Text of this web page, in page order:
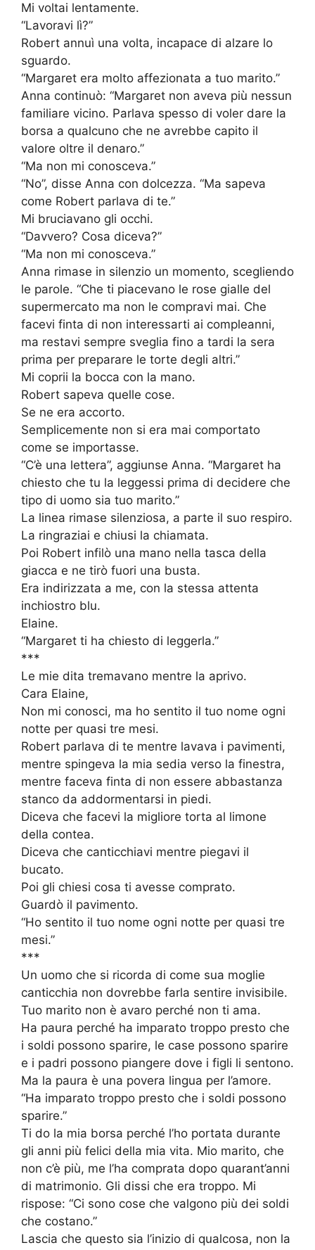
Mi voltai lentamente.
“Lavoravi lì?”
Robert annuì una volta, incapace di alzare lo
sguardo.
“Margaret era molto affezionata a tuo marito.”
Anna continuò: “Margaret non aveva più nessun
familiare vicino. Parlava spesso di voler dare la
borsa a qualcuno che ne avrebbe capito il
valore oltre il denaro.”
“Ma non mi conosceva.”
“No”, disse Anna con dolcezza. “Ma sapeva
come Robert parlava di te.”
Mi bruciavano gli occhi.
“Davvero? Cosa diceva?”
“Ma non mi conosceva.”
Anna rimase in silenzio un momento, scegliendo
le parole. “Che ti piacevano le rose gialle del
supermercato ma non le compravi mai. Che
facevi finta di non interessarti ai compleanni,
ma restavi sempre sveglia fino a tardi la sera
prima per preparare le torte degli altri.”
Mi coprii la bocca con la mano.
Robert sapeva quelle cose.
Se ne era accorto.
Semplicemente non si era mai comportato
come se importasse.
“C’è una lettera”, aggiunse Anna. “Margaret ha
chiesto che tu la leggessi prima di decidere che
tipo di uomo sia tuo marito.”
La linea rimase silenziosa, a parte il suo respiro.
La ringraziai e chiusi la chiamata.
Poi Robert infilò una mano nella tasca della
giacca e ne tirò fuori una busta.
Era indirizzata a me, con la stessa attenta
inchiostro blu.
Elaine.
“Margaret ti ha chiesto di leggerla.”
***
Le mie dita tremavano mentre la aprivo.
Cara Elaine,
Non mi conosci, ma ho sentito il tuo nome ogni
notte per quasi tre mesi.
Robert parlava di te mentre lavava i pavimenti,
mentre spingeva la mia sedia verso la finestra,
mentre faceva finta di non essere abbastanza
stanco da addormentarsi in piedi.
Diceva che facevi la migliore torta al limone
della contea.
Diceva che canticchiavi mentre piegavi il
bucato.
Poi gli chiesi cosa ti avesse comprato.
Guardò il pavimento.
“Ho sentito il tuo nome ogni notte per quasi tre
mesi.”
***
Un uomo che si ricorda di come sua moglie
canticchia non dovrebbe farla sentire invisibile.
Tuo marito non è avaro perché non ti ama.
Ha paura perché ha imparato troppo presto che
i soldi possono sparire, le case possono sparire
e i padri possono piangere dove i figli li sentono.
Ma la paura è una povera lingua per l’amore.
“Ha imparato troppo presto che i soldi possono
sparire.”
Ti do la mia borsa perché l’ho portata durante
gli anni più felici della mia vita. Mio marito, che
non c’è più, me l’ha comprata dopo quarant’anni
di matrimonio. Gli dissi che era troppo. Mi
rispose: “Ci sono cose che valgono più dei soldi
che costano.”
Lascia che questo sia l’inizio di qualcosa, non la